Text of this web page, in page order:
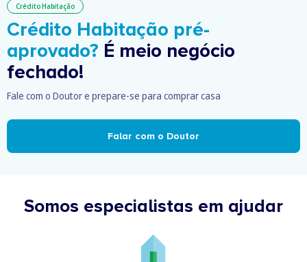
Crédito Habitação
Crédito Habitação pré-
aprovado? É meio negócio
fechado!
Fale com o Doutor e prepare-se para comprar casa
Falar com o Doutor
Somos especialistas em ajudar